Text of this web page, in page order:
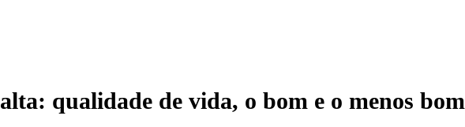
qualidade de vida, o bom e o menos bom